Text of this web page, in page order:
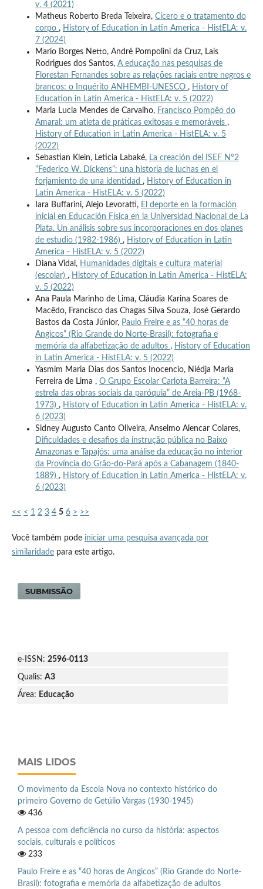
v. 4 (2021)
Matheus Roberto Breda Teixeira, Cícero e o tratamento do
corpo , History of Education in Latin America - HistELA: v.
7 (2024)
Mario Borges Netto, André Pompolini da Cruz, Lais
Rodrigues dos Santos, A educação nas pesquisas de
Florestan Fernandes sobre as relações raciais entre negros e
brancos: o Inquérito ANHEMBI-UNESCO , History of
Education in Latin America - HistELA: v. 5 (2022)
Maria Lucia Mendes de Carvalho, Francisco Pompêo do
Amaral: um atleta de práticas exitosas e memoráveis ,
History of Education in Latin America - HistELA: v. 5
(2022)
Sebastian Klein, Leticia Labaké, La creación del ISEF N°2
“Federico W. Dickens”: una historia de luchas en el
forjamiento de una identidad , History of Education in
Latin America - HistELA: v. 5 (2022)
Iara Buffarini, Alejo Levoratti, El deporte en la formación
inicial en Educación Física en la Universidad Nacional de La
Plata. Un análisis sobre sus incorporaciones en dos planes
de estudio (1982-1986) , History of Education in Latin
America - HistELA: v. 5 (2022)
Diana Vidal, Humanidades digitais e cultura material
(escolar) , History of Education in Latin America - HistELA:
v. 5 (2022)
Ana Paula Marinho de Lima, Cláudia Karina Soares de
Macêdo, Francisco das Chagas Silva Souza, José Gerardo
Bastos da Costa Júnior, Paulo Freire e as “40 horas de
Angicos” (Rio Grande do Norte-Brasil): fotografia e
memória da alfabetização de adultos , History of Education
in Latin America - HistELA: v. 5 (2022)
Yasmim Maria Dias dos Santos Inocencio, Niédja Maria
Ferreira de Lima , O Grupo Escolar Carlota Barreira: “A
estrela das obras sociais da paróquia” de Areia-PB (1968-
1973) , History of Education in Latin America - HistELA: v.
6 (2023)
Sidney Augusto Canto Oliveira, Anselmo Alencar Colares,
Dificuldades e desafios da instrução pública no Baixo
Amazonas e Tapajós: uma análise da educação no interior
da Província do Grão-do-Pará após a Cabanagem (1840-
1889) , History of Education in Latin America - HistELA: v.
6 (2023)
<< < 1 2 3 4 5 6 > >>
Você também pode iniciar uma pesquisa avançada por
similaridadepara este artigo.
SUBMISSÃO
e-ISSN: 2596-0113
Qualis: A3
Área: Educação
MAIS LIDOS
O movimento da Escola Nova no contexto histórico do
primeiro Governo de Getúlio Vargas (1930-1945)
436
A pessoa com deficiência no curso da história: aspectos
sociais, culturais e políticos
233
Paulo Freire e as “40 horas de Angicos” (Rio Grande do Norte-
Brasil): fotografia e memória da alfabetização de adultos